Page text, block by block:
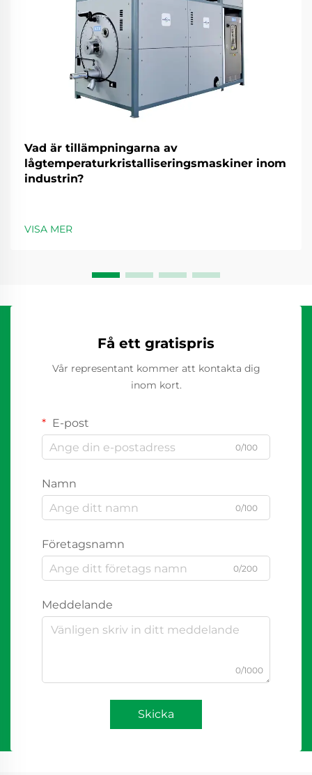
Vad är tillämpningarna av
lågtemperaturkristalliseringsmaskiner inom
industrin?
VISA MER
Få ett gratispris
Vår representant kommer att kontakta dig
inom kort.
E-post
0/100
Namn
0/100
Företagsnamn
0/200
Meddelande
0/1000
Skicka